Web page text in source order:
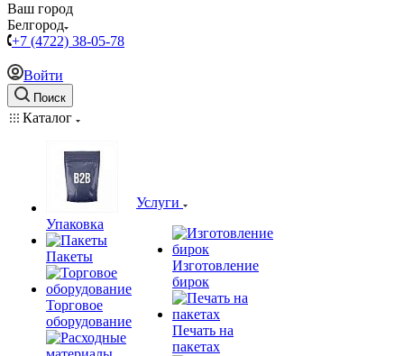
Ваш город
Белгород
+7 (4722) 38-05-78
Войти
Поиск
Каталог
Упаковка
Пакеты
Торговое
оборудование
Услуги
Изготовление
бирок
Печать на
пакетах